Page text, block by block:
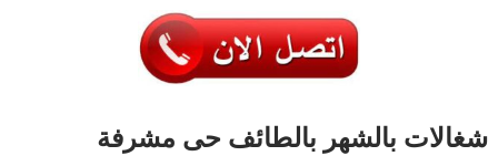
شغالات بالشهر بالطائف حى مشرفة